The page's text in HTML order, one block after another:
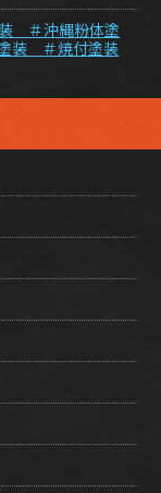
沖縄粉体塗
装 ＃焼付塗装